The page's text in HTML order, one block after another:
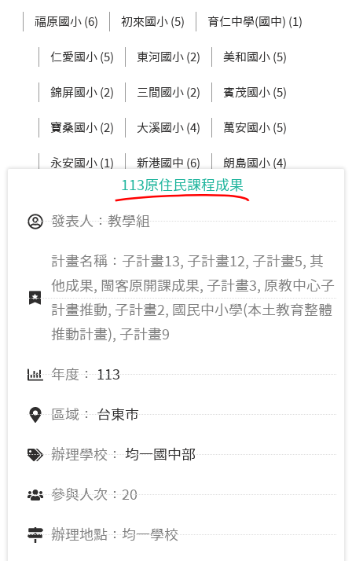
福原國小 (6) 初來國小 (5) 育仁中學(國中) (1)
仁愛國小 (5) 東河國小 (2) 美和國小 (5)
錦屏國小 (2) 三間國小 (2) 賓茂國小 (5)
寶桑國小 (2) 大溪國小 (4) 萬安國小 (5)
永安國小 (1) 新港國中 (6) 朗島國小 (4)
臺坂國小 (3) 鹿野國中 (2)
113原住民課程成果
發表人：教學組
計畫名稱：子計畫13, 子計畫12, 子計畫5, 其
他成果, 閩客原開課成果, 子計畫3, 原教中心子
計畫推動, 子計畫2, 國民中小學(本土教育整體
推動計畫), 子計畫9
年度： 113
區域： 台東市
辦理學校： 均一國中部
參與人次：20
辦理地點：均一學校